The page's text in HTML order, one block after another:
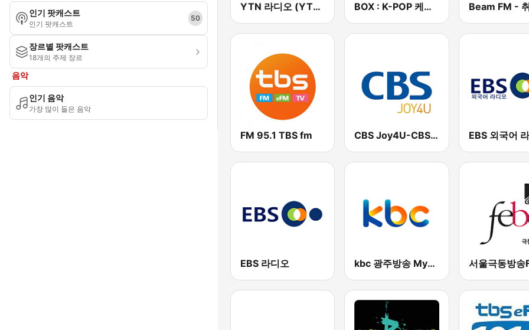
인기 팟캐스트
인기 팟캐스트
50
장르별 팟캐스트
18개의 주제 장르
음악
인기 음악
가장 많이 들은 음악
YTN 라디오 (YTN FM) - 24 Hours News Channel BOX : K-POP 케이팝
FM 95.1 TBS fm CBS Joy4U-CBS 라디오
EBS 라디오 kbc 광주방송 MyFM